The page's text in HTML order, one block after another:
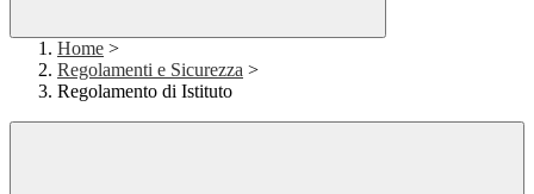
Home >
Regolamenti e Sicurezza >
Regolamento di Istituto